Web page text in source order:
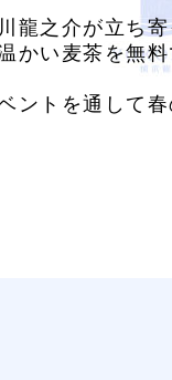
龍之介が立ち
かい麦茶を無
ントを通して